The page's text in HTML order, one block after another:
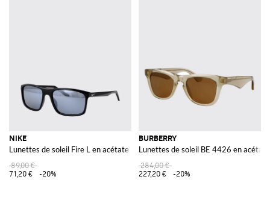
NIKE
Lunettes de soleil Fire L en acétate
89,00 €
71,20 €
-20%
BURBERRY
Lunettes de soleil BE 4426 en acétate
284,00 €
227,20 €
-20%